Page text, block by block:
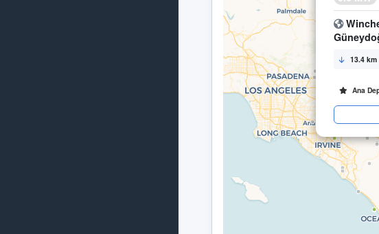
13.4 km
Ana